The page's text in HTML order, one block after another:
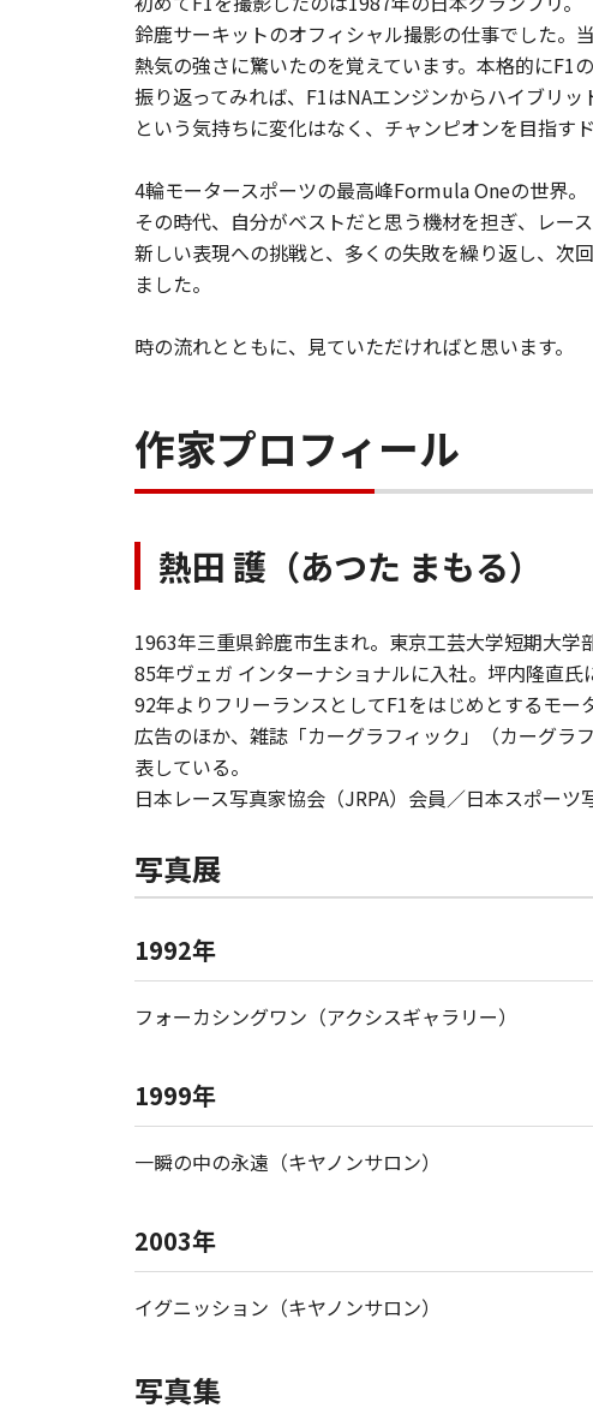
鈴鹿サーキットのオフィシャル撮影の仕事でした。
熱気の強さに驚いたのを覚えています。本格的に
振り返ってみれば、F1はNAエンジンからハイブリ
という気持ちに変化はなく、チャンピオンを目指す
4輪モータースポーツの最高峰Formula Oneの世界。
その時代、自分がベストだと思う機材を担ぎ、レー
新しい表現への挑戦と、多くの失敗を繰り返し、
ました。
時の流れとともに、見ていただければと思います。
作家プロフィール
熱田 護（あつた まもる）
1963年三重県鈴鹿市生まれ。東京工芸大学短期大学
85年ヴェガ インターナショナルに入社。坪内隆直氏
92年よりフリーランスとしてF1をはじめとするモー
広告のほか、雑誌「カーグラフィック」（カーグ
表している。
日本レース写真家協会（JRPA）会員／日本スポーツ
写真展
1992年
フォーカシングワン（アクシスギャラリー）
1999年
一瞬の中の永遠（キヤノンサロン）
2003年
イグニッション（キヤノンサロン）
写真集